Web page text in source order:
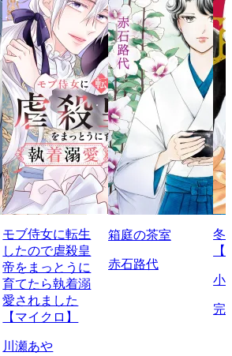
モブ侍女に転生
したので虐殺皇
帝をまっとうに
育てたら執着溺
愛されました
【マイクロ】
川瀬あや
箱庭の茶室
赤石路代
冬
小
完